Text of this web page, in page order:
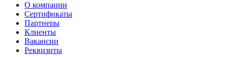
О компании
Сертификаты
Партнеры
Клиенты
Вакансии
Реквизиты